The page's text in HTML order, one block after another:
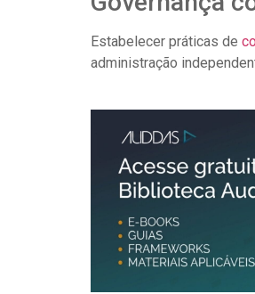
Estabelecer práticas de
administração